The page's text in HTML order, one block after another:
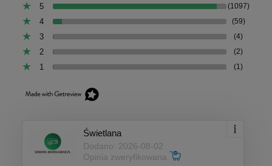
5 (1097)
4 (59)
3 (4)
2 (2)
1 (1)
Świetlana
Dodano: 2026-08-02
Opinia zweryfikowana